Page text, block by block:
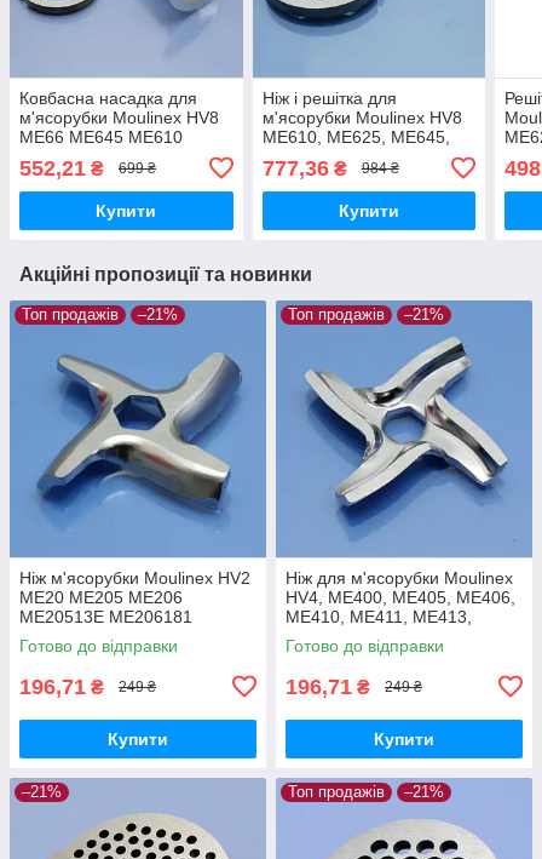
Ковбасна насадка для
м'ясорубки Moulinex HV8
ME66 ME645 ME610
ME625 ME665 ME62513E
ME625166 ME645B3E
ME665B3E ME688832
552,21 ₴ 699 ₴
Купити
Ніж і решітка для
м'ясорубки Moulinex HV8
ME610, ME625, ME645,
нержавійка котлетна
777,36₴ 984 ₴
Купити
Акційні пропозиції та новинки
Топ продажів –21%
Ніж м'ясорубки Moulinex HV2
ME20 ME205 ME206
ME20513E ME206181
ME208139 ME209139 ME203
ME204 ME207 ME211
Готово до відправки
196,71 ₴ 249 ₴
Купити
Топ продажів –21%
Ніж для м'ясорубки Moulinex
HV4, ME400, ME405, ME406,
ME410, ME411, ME413,
ME416, ME44, ME45
нержавійка
Готово до відправки
196,71 ₴ 249 ₴
Купити
–21% Топ продажів –21%